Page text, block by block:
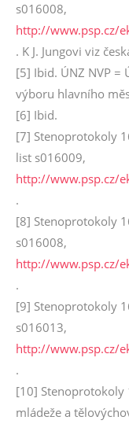
s016008,
http://www.psp.cz/
. K J. Jungovi viz
[5] Ibid. ÚNZ NVP =
výboru hlavního
[6] Ibid.
[7] Stenoprotokoly
list s016009,
http://www.psp.cz/
.
[8] Stenoprotokoly
s016008,
http://www.psp.cz/
.
[9] Stenoprotokoly
s016013,
http://www.psp.cz/
.
[10] Stenoprotokoly
mládeže a